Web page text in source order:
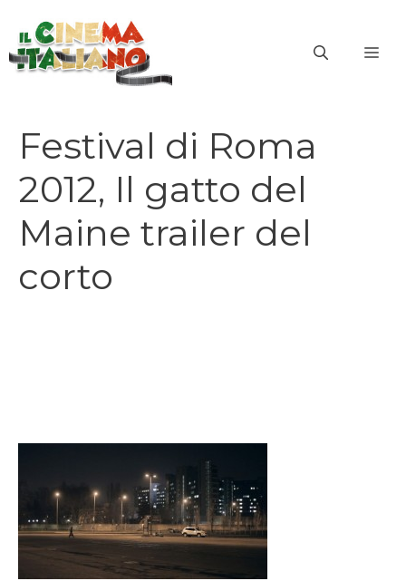
contenuto
Festival di Roma
2012, Il gatto del
Maine trailer del
corto